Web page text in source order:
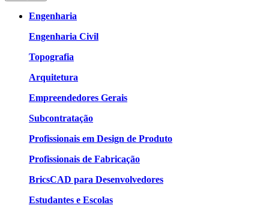
Engenharia
Engenharia Civil
Topografia
Arquitetura
Empreendedores Gerais
Subcontratação
Profissionais em Design de Produto
Profissionais de Fabricação
BricsCAD para Desenvolvedores
Estudantes e Escolas